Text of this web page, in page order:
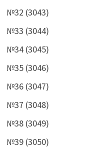
№32 (3043)
№33 (3044)
№34 (3045)
№35 (3046)
№36 (3047)
№37 (3048)
№38 (3049)
№39 (3050)